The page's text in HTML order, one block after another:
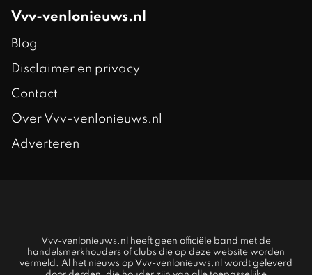
Vvv-venlonieuws.nl
Blog
Disclaimer en privacy
Contact
Over Vvv-venlonieuws.nl
Adverteren
Vvv-venlonieuws.nl heeft geen officiële band met de
handelsmerkhouders of clubs die op deze website worden
vermeld. Al het nieuws op Vvv-venlonieuws.nl wordt geleverd